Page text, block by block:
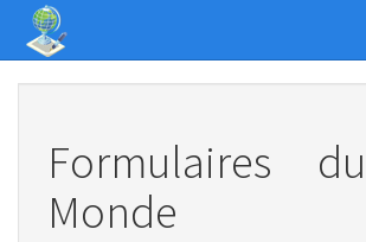
Formulaires du
Monde